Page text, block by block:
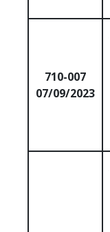
710-007
07/09/2023